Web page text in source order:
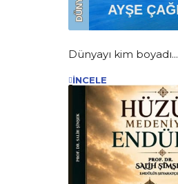
Dünyayı kim boyadı...
İNCELE